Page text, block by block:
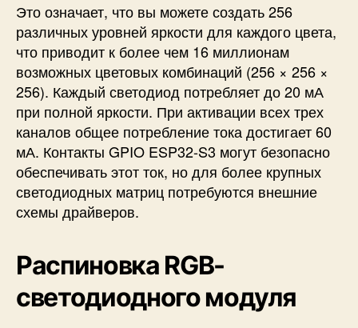
Это означает, что вы можете создать 256
различных уровней яркости для каждого цвета,
что приводит к более чем 16 миллионам
возможных цветовых комбинаций (256 × 256 ×
256). Каждый светодиод потребляет до 20 мА
при полной яркости. При активации всех трех
каналов общее потребление тока достигает 60
мА. Контакты GPIO ESP32-S3 могут безопасно
обеспечивать этот ток, но для более крупных
светодиодных матриц потребуются внешние
схемы драйверов.
Распиновка RGB-
светодиодного модуля